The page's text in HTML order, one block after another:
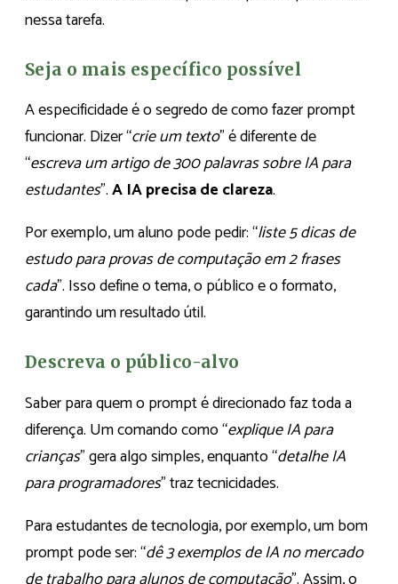
nessa tarefa.
Seja o mais específico possível
A especificidade é o segredo de como fazer prompt
funcionar. Dizer “crie um texto” é diferente de
“escreva um artigo de 300 palavras sobre IA para
estudantes”.A IA precisa de clareza.
Por exemplo, um aluno pode pedir: “liste 5 dicas de
estudo para provas de computação em 2 frases
cada”. Isso define o tema, o público e o formato,
garantindo um resultado útil.
Descreva o público-alvo
Saber para quem o prompt é direcionado faz toda a
diferença. Um comando como “explique IA para
crianças” gera algo simples, enquanto “detalhe IA
para programadores” traz tecnicidades.
Para estudantes de tecnologia, por exemplo, um bom
prompt pode ser: “dê 3 exemplos de IA no mercado